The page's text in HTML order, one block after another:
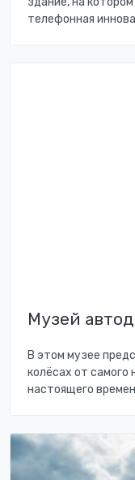
телефонная
Музей
В этом музее
колёсах от самого
настоящего